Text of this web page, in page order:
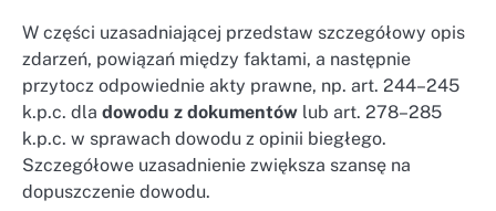
W części uzasadniającej przedstaw szczegółowy opis
zdarzeń, powiązań między faktami, a następnie
przytocz odpowiednie akty prawne, np. art. 244–245
k.p.c. dla dowodu z dokumentów lub art. 278–285
k.p.c. w sprawach dowodu z opinii biegłego.
Szczegółowe uzasadnienie zwiększa szansę na
dopuszczenie dowodu.